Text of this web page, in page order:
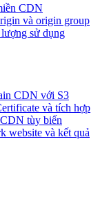
CDN
và origin group
sử dụng
CDN với S3
và tích hợp
tùy biến
website và kết quả